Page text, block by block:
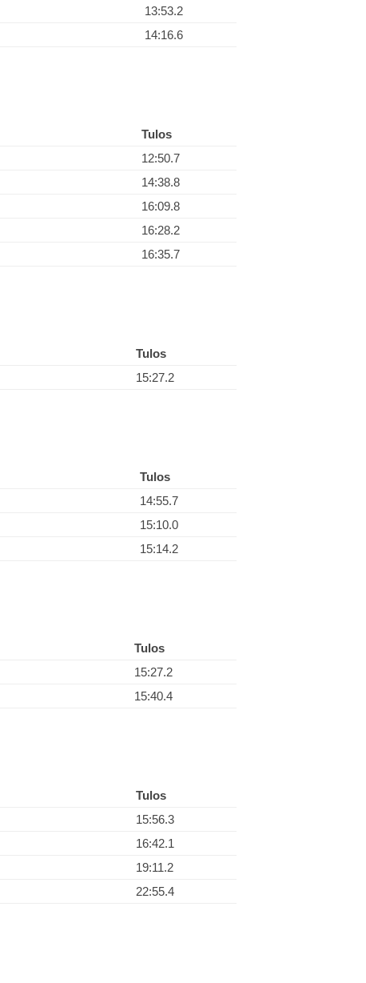
13:53.2
14:16.6
Tulos
12:50.7
14:38.8
16:09.8
16:28.2
16:35.7
Tulos
15:27.2
Tulos
14:55.7
15:10.0
15:14.2
Tulos
15:27.2
15:40.4
Tulos
15:56.3
16:42.1
19:11.2
22:55.4